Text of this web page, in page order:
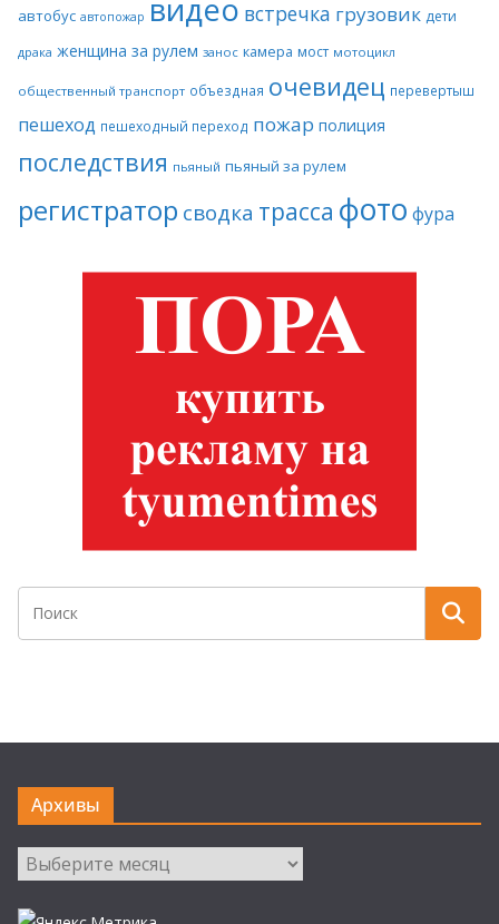
автобус автопожар видео встречка грузовик дети
драка женщина за рулем занос камера мост мотоцикл
общественный транспорт объездная очевидец перевертыш
пешеход пешеходный переход пожар полиция
последствия пьяный пьяный за рулем
регистратор сводка трасса фото фура
Архивы
Архивы